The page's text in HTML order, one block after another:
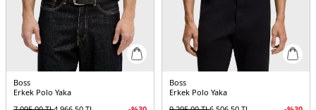
Boss
Erkek Polo Yaka
Boss
Erkek Polo Yaka